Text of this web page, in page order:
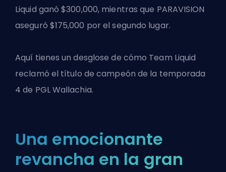
Liquid ganó $300,000, mientras que PARAVISION
aseguró $175,000 por el segundo lugar.
Aquí tienes un desglose de cómo Team Liquid
reclamó el título de campeón de la temporada
4 de PGL Wallachia.
Una emocionante
revancha en la gran